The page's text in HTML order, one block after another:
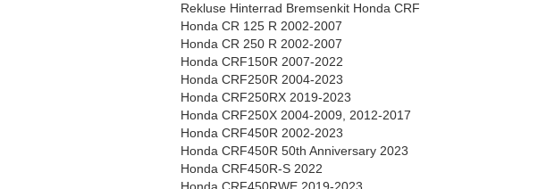
Rekluse Hinterrad Bremsenkit Honda CRF
Honda CR 125 R 2002-2007
Honda CR 250 R 2002-2007
Honda CRF150R 2007-2022
Honda CRF250R 2004-2023
Honda CRF250RX 2019-2023
Honda CRF250X 2004-2009, 2012-2017
Honda CRF450R 2002-2023
Honda CRF450R 50th Anniversary 2023
Honda CRF450R-S 2022